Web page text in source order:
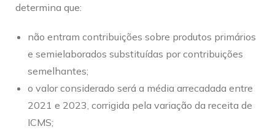
determina que:
não entram contribuições sobre produtos primários
e semielaborados substituídas por contribuições
semelhantes;
o valor considerado será a média arrecadada entre
2021 e 2023, corrigida pela variação da receita de
ICMS;